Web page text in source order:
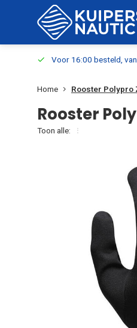
Voor 16:00 besteld,
Home Rooster Polypro
Rooster
Toon alle: